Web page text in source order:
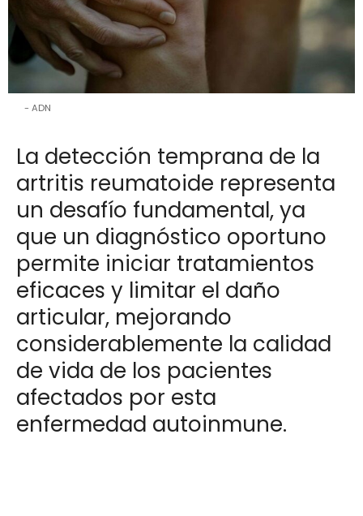
ADN
La detección temprana de la
artritis reumatoide representa
un desafío fundamental, ya
que un diagnóstico oportuno
permite iniciar tratamientos
eficaces y limitar el daño
articular, mejorando
considerablemente la calidad
de vida de los pacientes
afectados por esta
enfermedad autoinmune.